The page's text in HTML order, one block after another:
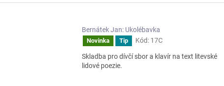
Bernátek Jan: Ukolébavka
Novinka Tip Kód: 17C
Skladba pro dívčí sbor a klavír na text litevské
lidové poezie.